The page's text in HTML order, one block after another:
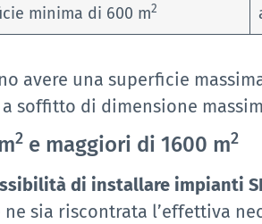
minima di 600 m2
avere una superficie
soffitto di dimensione
2 e maggiori di 1600 m2
di installare impianti
ne sia riscontrata l’effettiva